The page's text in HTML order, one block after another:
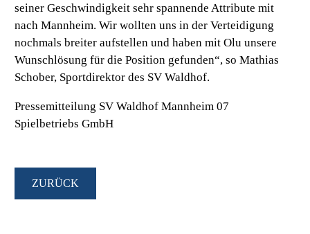
seiner Geschwindigkeit sehr spannende Attribute mit
nach Mannheim. Wir wollten uns in der Verteidigung
nochmals breiter aufstellen und haben mit Olu unsere
Wunschlösung für die Position gefunden“, so Mathias
Schober, Sportdirektor des SV Waldhof.
Pressemitteilung SV Waldhof Mannheim 07
Spielbetriebs GmbH
ZURÜCK